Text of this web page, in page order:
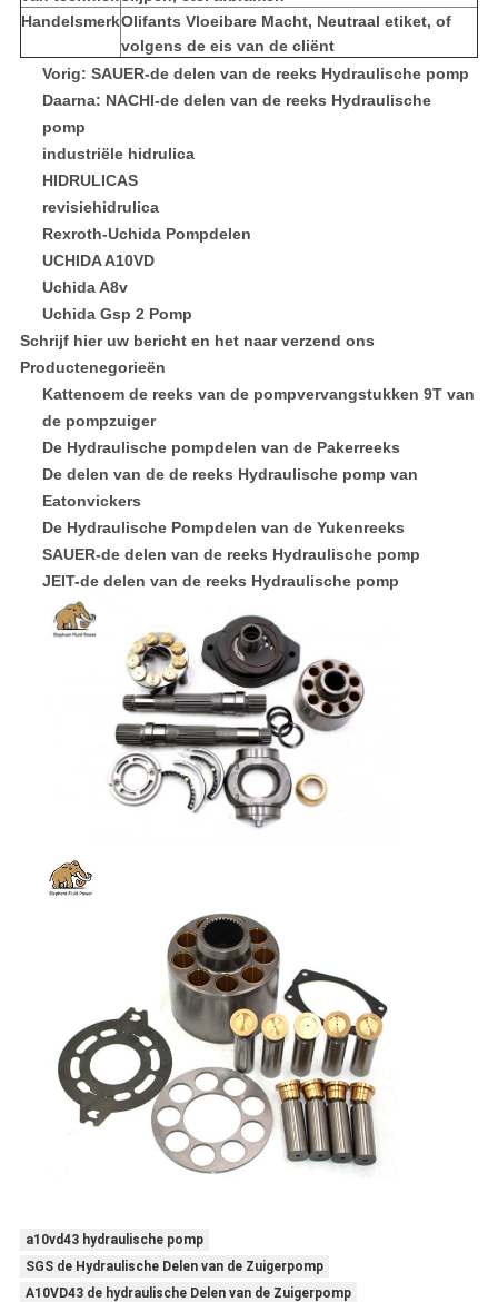
HandelsmerkOlifants Vloeibare Macht, Neutraal etiket, of
volgens de eis van de cliënt
Vorig: SAUER-de delen van de reeks Hydraulische pomp
Daarna: NACHI-de delen van de reeks Hydraulische
pomp
industriële hidrulica
HIDRULICAS
revisiehidrulica
Rexroth-Uchida Pompdelen
UCHIDA A10VD
Uchida A8v
Uchida Gsp 2 Pomp
Schrijf hier uw bericht en het naar verzend ons
Productenegorieën
Kattenoem de reeks van de pompvervangstukken 9T van
de pompzuiger
De Hydraulische pompdelen van de Pakerreeks
De delen van de de reeks Hydraulische pomp van
Eatonvickers
De Hydraulische Pompdelen van de Yukenreeks
SAUER-de delen van de reeks Hydraulische pomp
JEIT-de delen van de reeks Hydraulische pomp
a10vd43 hydraulische pomp
SGS de Hydraulische Delen van de Zuigerpomp
A10VD43 de hydraulische Delen van de Zuigerpomp